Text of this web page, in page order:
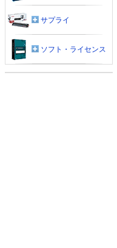
サプライ
ソフト・ライセンス